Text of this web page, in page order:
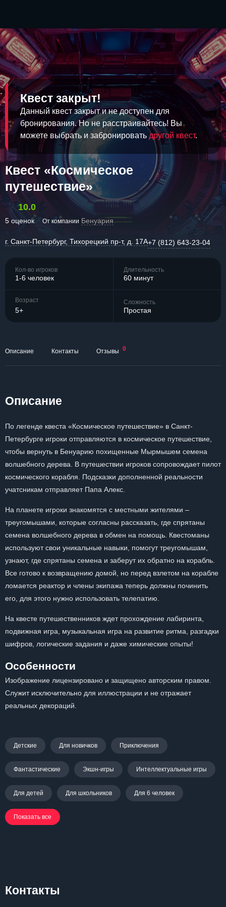
Квест закрыт!
Данный квест закрыт и не доступен для
бронирования. Но не расстраивайтесь! Вы
можете выбрать и забронировать другой квест.
Квест «Космическое
путешествие»
10.0
5 оценок От компании Бенуария
г. Санкт-Петербург, Тихорецкий пр-т, д. 17А+7 (812) 643-23-04
Кол-во игроков
1-6 человек
Длительность
60 минут
Возраст
5+
Сложность
Простая
Описание Контакты Отзывы 0
Описание
По легенде квеста «Космическое путешествие» в Санкт-
Петербурге игроки отправляются в космическое путешествие,
чтобы вернуть в Бенуарию похищенные Мырмышем семена
волшебного дерева. В путешествии игроков сопровождает пилот
космического корабля. Подсказки дополненной реальности
учатсникам отправляет Папа Алекс.
На планете игроки знакомятся с местными жителями –
треугомышами, которые согласны рассказать, где спрятаны
семена волшебного дерева в обмен на помощь. Квестоманы
используют свои уникальные навыки, помогут треугомышам,
узнают, где спрятаны семена и заберут их обратно на корабль.
Все готово к возвращению домой, но перед взлетом на корабле
ломается реактор и члены экипажа теперь должны починить
его, для этого нужно использовать телепатию.
На квесте путешественников ждет прохождение лабиринта,
подвижная игра, музыкальная игра на развитие ритма, разгадки
шифров, логические задания и даже химические опыты!
Особенности
Изображение лицензировано и защищено авторским правом.
Служит исключительно для иллюстрации и не отражает
реальных декораций.
Детские Для новичков Приключения
Фантастические Экшн-игры Интеллектуальные игры
Для детей Для школьников Для 6 человек
Показать все
Контакты